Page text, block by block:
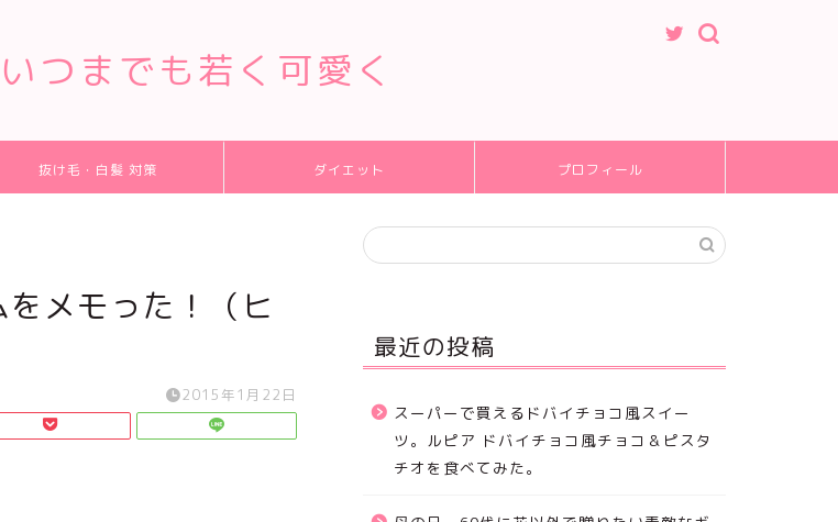
つまでも若く可愛く
抜け毛・白髪 対策 ダイエット プロフィール
メモった！（ヒ
2015年1月22日
最近の投稿
スーパーで買えるドバイチョコ風スイー
ツ。ルピア ドバイチョコ風チョコ＆ピスタ
チオを食べてみた。